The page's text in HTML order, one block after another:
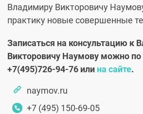
Владимиру Викторовичу
практику новые совершенные
Записаться на консультацию к
Викторовичу Наумову можно по
+7(495)726-94-76 или на сайте.
naymov.ru
+7 (495) 150-69-05